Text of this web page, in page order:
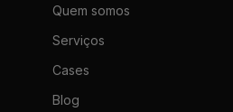
Quem somos
Serviços
Cases
Blog